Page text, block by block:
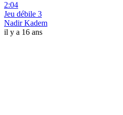
2:04
Jeu débile 3
Nadir Kadem
il y a 16 ans